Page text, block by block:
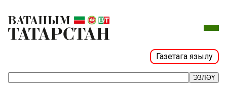
Газетага язылу
ЭЗЛӘҮ